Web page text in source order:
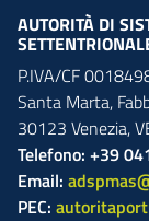
AUTORITÀ DI
P.IVA/CF
Santa Marta,
30123 Venezia,
Telefono: +39
Email:
PEC: